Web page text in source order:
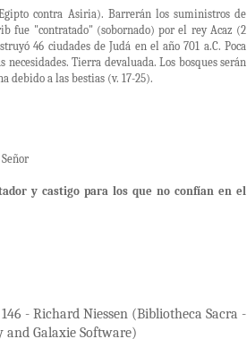
contra Asiria). Barrerán los suministros de
fue "contratado" (sobornado) por el rey Acaz (2
46 ciudades de Judá en el año 701 a.C. Poca
Tierra devaluada. Los bosques serán
debido a las bestias (v. 17-25).
y castigo para los que no confían en el
- Richard Niessen (Bibliotheca Sacra -
and Galaxie Software)